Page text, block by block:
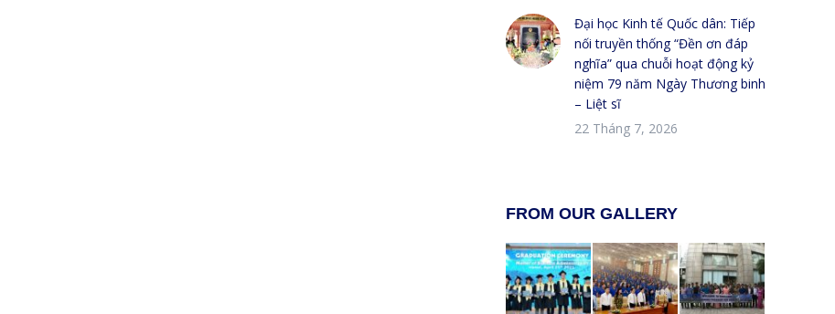
Đại học Kinh tế Quốc dân: Tiếp
nối truyền thống “Đền ơn đáp
nghĩa” qua chuỗi hoạt động kỷ
niệm 79 năm Ngày Thương binh
– Liệt sĩ
22 Tháng 7, 2026
FROM OUR GALLERY